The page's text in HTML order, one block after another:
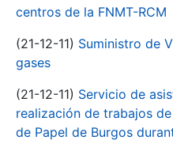
centros de la FNMT-RCM
(21-12-11) Suministro de
gases
(21-12-11) Servicio de
realización de trabajos
de Papel de Burgos